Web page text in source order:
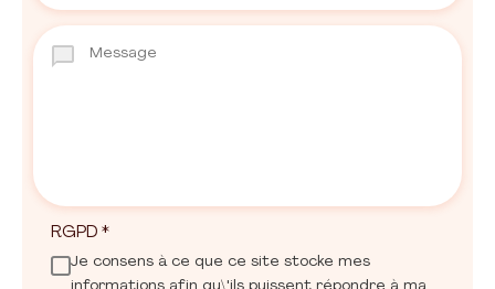
RGPD *
Je consens à ce que ce site stocke mes